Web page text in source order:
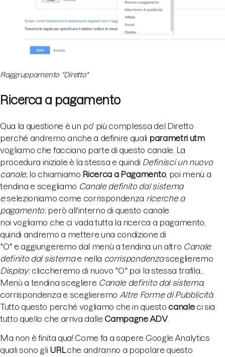
Raggruppamento "Diretto"
Ricerca a pagamento
Qua la questione è un po' più complessa del Diretto
perché andremo anche a definire quali parametri utm
vogliamo che facciano parte di questo canale. La
procedura iniziale è la stessa e quindi Definisci un nuovo
canale, lo chiamiamo Ricerca a Pagamento, poi menù a
tendina e scegliamo Canale definito dal sistema
eselezioniamo come corrispondenza ricerche a
pagamento; però all'interno di questo canale
noi vogliamo che ci vada tutta la ricerca a pagamento,
quindi andremo a mettere una condizione di
"O" e aggiungeremo dal menù a tendina un altro Canale
definito dal sistemae nella corrispondenzasceglieremo
Display; cliccheremo di nuovo "O" poi la stessa trafila...
Menù a tendina scegliere Canale definito dal sistema,
corrispondenza e sceglieremo Altre Forme di Pubblicità.
Tutto questo perché vogliamo che in questo canaleci sia
tutto quello che arriva dalleCampagne ADV.
Ma non è finita qua! Come fa a sapere Google Analytics
quali sono gli URLche andranno a popolare questo